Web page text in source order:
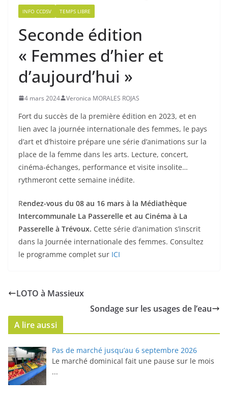
INFO CCDSV TEMPS LIBRE
Seconde édition
« Femmes d’hier et
d’aujourd’hui »
4 mars 2024 Veronica MORALES ROJAS
Fort du succès de la première édition en 2023, et en
lien avec la journée internationale des femmes, le pays
d’art et d’histoire prépare une série d’animations sur la
place de la femme dans les arts. Lecture, concert,
cinéma-échanges, performance et visite insolite…
rythmeront cette semaine inédite.
Rendez-vous du 08 au 16 mars à la Médiathèque
Intercommunale La Passerelle et au Cinéma à La
Passerelle à Trévoux. Cette série d’animation s’inscrit
dans la Journée internationale des femmes. Consultez
le programme complet sur ICI
LOTO à Massieux
Sondage sur les usages de l’eau
A lire aussi
Pas de marché jusqu’au 6 septembre 2026
Le marché dominical fait une pause sur le mois
...